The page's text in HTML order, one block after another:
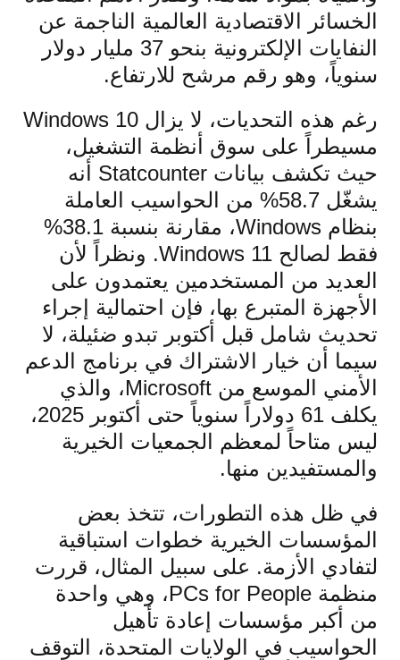
الخسائر الاقتصادية العالمية الناجمة عن
النفايات الإلكترونية بنحو 37 مليار دولار
سنوياً، وهو رقم مرشح للارتفاع.
رغم هذه التحديات، لا يزال Windows 10
مسيطراً على سوق أنظمة التشغيل،
حيث تكشف بيانات Statcounter أنه
يشغّل 58.7% من الحواسيب العاملة
بنظام Windows، مقارنة بنسبة 38.1%
فقط لصالح Windows 11. ونظراً لأن
العديد من المستخدمين يعتمدون على
الأجهزة المتبرع بها، فإن احتمالية إجراء
تحديث شامل قبل أكتوبر تبدو ضئيلة، لا
سيما أن خيار الاشتراك في برنامج الدعم
الأمني الموسع من Microsoft، والذي
يكلف 61 دولاراً سنوياً حتى أكتوبر 2025،
ليس متاحاً لمعظم الجمعيات الخيرية
والمستفيدين منها.
في ظل هذه التطورات، تتخذ بعض
المؤسسات الخيرية خطوات استباقية
لتفادي الأزمة. على سبيل المثال، قررت
منظمة PCs for People، وهي واحدة
من أكبر مؤسسات إعادة تأهيل
الحواسيب في الولايات المتحدة، التوقف